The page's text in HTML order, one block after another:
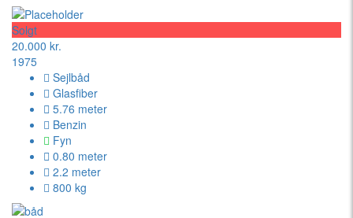
Solgt
20.000 kr.
1975
Sejlbåd
Glasfiber
5.76 meter
Benzin
Fyn
0.80 meter
2.2 meter
800 kg